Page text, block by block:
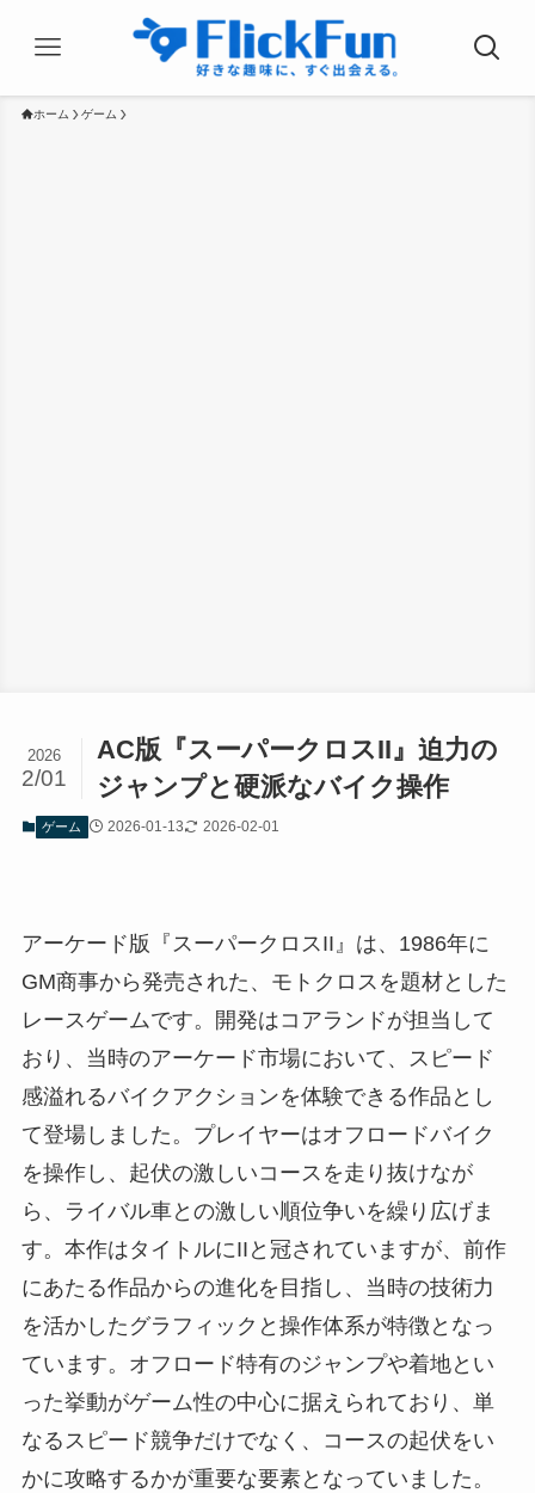
ホーム ゲーム
AC版『スーパークロスII』迫力の
ジャンプと硬派なバイク操作
2026
2/01
ゲーム 2026-01-13 2026-02-01
アーケード版『スーパークロスII』は、1986年に
GM商事から発売された、モトクロスを題材とした
レースゲームです。開発はコアランドが担当して
おり、当時のアーケード市場において、スピード
感溢れるバイクアクションを体験できる作品とし
て登場しました。プレイヤーはオフロードバイク
を操作し、起伏の激しいコースを走り抜けなが
ら、ライバル車との激しい順位争いを繰り広げま
す。本作はタイトルにIIと冠されていますが、前作
にあたる作品からの進化を目指し、当時の技術力
を活かしたグラフィックと操作体系が特徴となっ
ています。オフロード特有のジャンプや着地とい
った挙動がゲーム性の中心に据えられており、単
なるスピード競争だけでなく、コースの起伏をい
かに攻略するかが重要な要素となっていました。